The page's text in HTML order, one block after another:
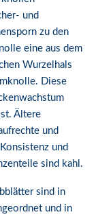
und
zu den
eine aus dem
Wurzelhals
Diese
Ältere
und
und
sind kahl.
sind in
und in